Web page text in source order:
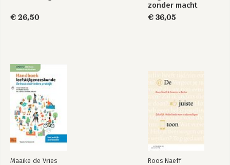
€ 26,50
zonder macht
€ 36,05
Maaike de Vries Roos Naeff